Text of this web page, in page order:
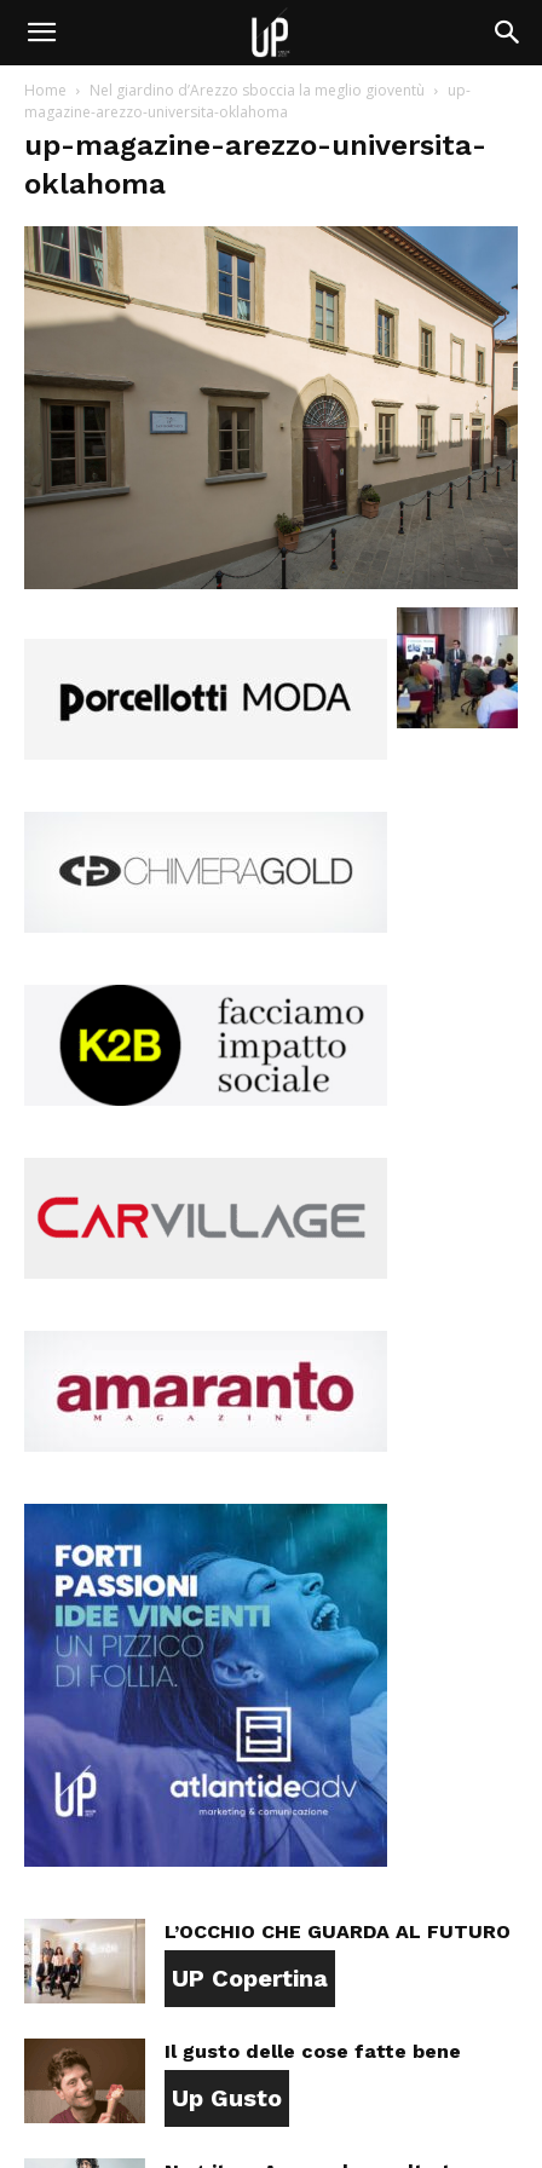
Home Nel giardino d’Arezzo sboccia la meglio gioventù
up-
magazine-arezzo-universita-oklahoma
up-magazine-arezzo-universita-
oklahoma
L’OCCHIO CHE GUARDA AL FUTURO
UP Copertina
Il gusto delle cose fatte bene
Up Gusto